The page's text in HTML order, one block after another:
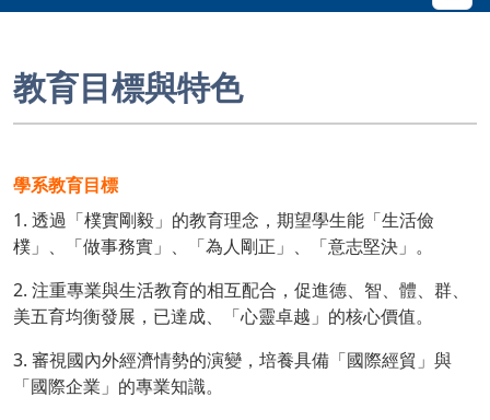
教育目標與特色
學系教育目標
1. 透過「樸實剛毅」的教育理念，期望學生能「生活儉
樸」、「做事務實」、「為人剛正」、「意志堅決」。
2. 注重專業與生活教育的相互配合，促進德、智、體、群、
美五育均衡發展，已達成、「心靈卓越」的核心價值。
3. 審視國內外經濟情勢的演變，培養具備「國際經貿」與
「國際企業」的專業知識。